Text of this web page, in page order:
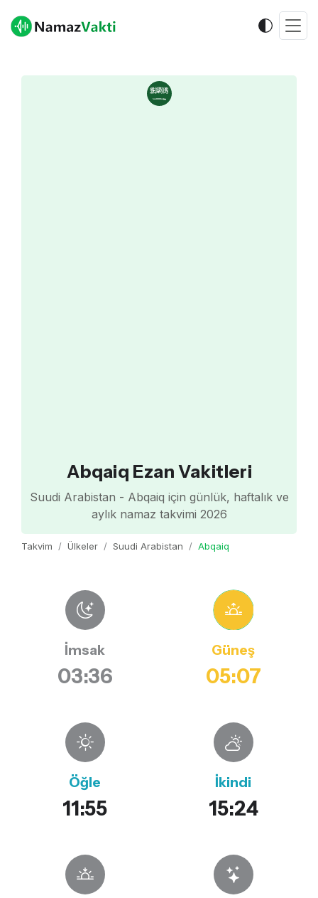
Abqaiq Ezan Vakitleri
Suudi Arabistan - Abqaiq için günlük, haftalık ve
aylık namaz takvimi 2026
Takvim Ülkeler Suudi Arabistan Abqaiq
İmsak
03:36
Güneş
05:07
Öğle
11:55
İkindi
15:24